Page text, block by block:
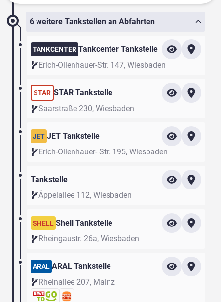
6 weitere Tankstellen an Abfahrten
TANKCENTER Tankcenter Tankstelle
Erich-Ollenhauer-Str. 147, Wiesbaden
STAR STAR Tankstelle
Saarstraße 230, Wiesbaden
JET JET Tankstelle
Erich-Ollenhauer- Str. 195, Wiesbaden
Tankstelle
Äppelallee 112, Wiesbaden
SHELL Shell Tankstelle
Rheingaustr. 26a, Wiesbaden
ARAL ARAL Tankstelle
Rheinallee 207, Mainz